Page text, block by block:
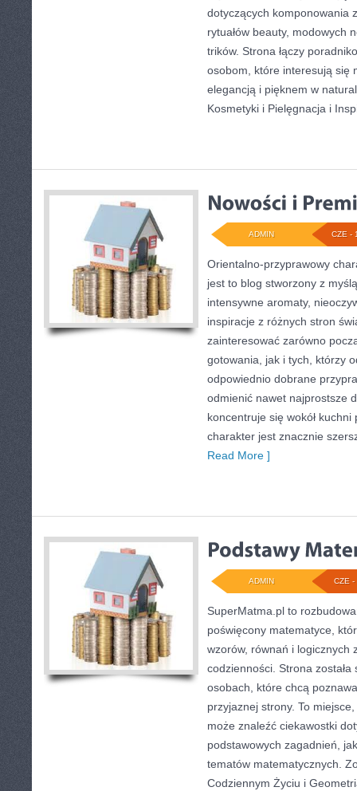
dotyczących komponowania
rytuałów beauty, modowych
trików. Strona łączy
osobom, które interesują się
elegancją i pięknem w
Kosmetyki i Pielęgnacja i
CZE -
ADMIN
Orientalno-przyprawowy
jest to blog stworzony z
intensywne aromaty,
inspiracje z różnych stron
zainteresować zarówno
gotowania, jak i tych, którzy
odpowiednio dobrane
odmienić nawet najprostsze
koncentruje się wokół kuchni
charakter jest znacznie
Read More ]
CZE -
ADMIN
SuperMatma.pl to
poświęcony matematyce,
wzorów, równań i logicznych
codzienności. Strona
osobach, które chcą
przyjaznej strony. To
może znaleźć ciekawostki
podstawowych zagadnień,
tematów matematycznych.
Codziennym Życiu i